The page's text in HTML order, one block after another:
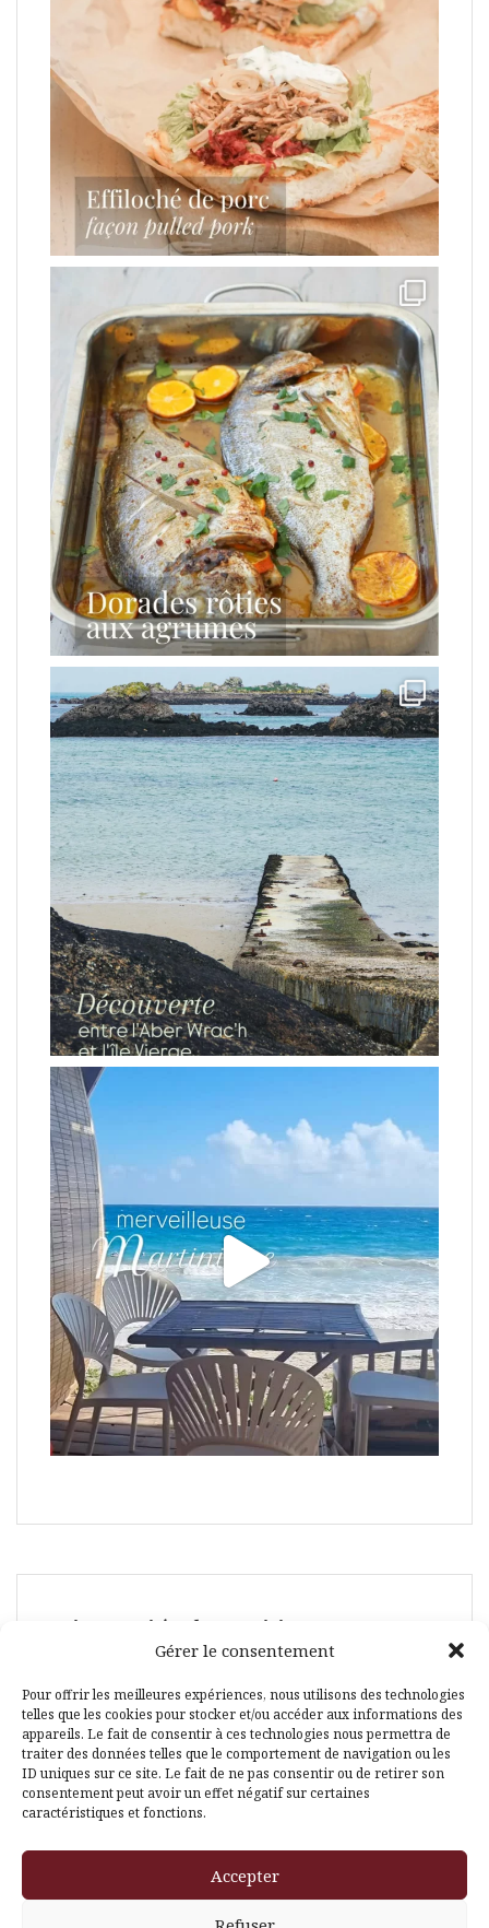
Gérer le consentement
Pour offrir les meilleures expériences, nous utilisons des technologies
telles que les cookies pour stocker et/ou accéder aux informations des
appareils. Le fait de consentir à ces technologies nous permettra de
traiter des données telles que le comportement de navigation ou les
ID uniques sur ce site. Le fait de ne pas consentir ou de retirer son
consentement peut avoir un effet négatif sur certaines
caractéristiques et fonctions.
Accepter
Suivez-moi également ici :
Facebook
Pinterest